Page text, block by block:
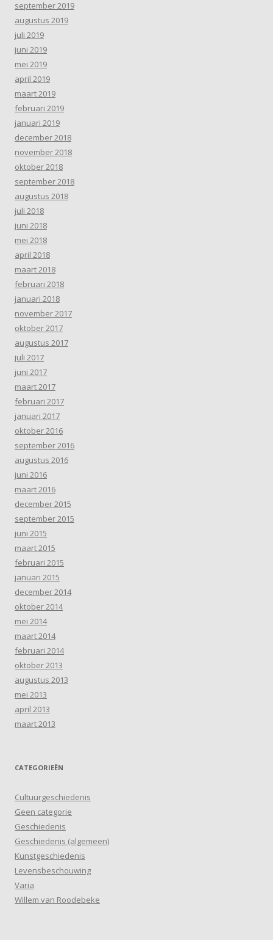
september 2019
augustus 2019
juli 2019
juni 2019
mei 2019
april 2019
maart 2019
februari 2019
januari 2019
december 2018
november 2018
oktober 2018
september 2018
augustus 2018
juli 2018
juni 2018
mei 2018
april 2018
maart 2018
februari 2018
januari 2018
november 2017
oktober 2017
augustus 2017
juli 2017
juni 2017
maart 2017
februari 2017
januari 2017
oktober 2016
september 2016
augustus 2016
juni 2016
maart 2016
december 2015
september 2015
juni 2015
maart 2015
februari 2015
januari 2015
december 2014
oktober 2014
mei 2014
maart 2014
februari 2014
oktober 2013
augustus 2013
mei 2013
april 2013
maart 2013
CATEGORIEËN
Cultuurgeschiedenis
Geen categorie
Geschiedenis
Geschiedenis (algemeen)
Kunstgeschiedenis
Levensbeschouwing
Varia
Willem van Roodebeke